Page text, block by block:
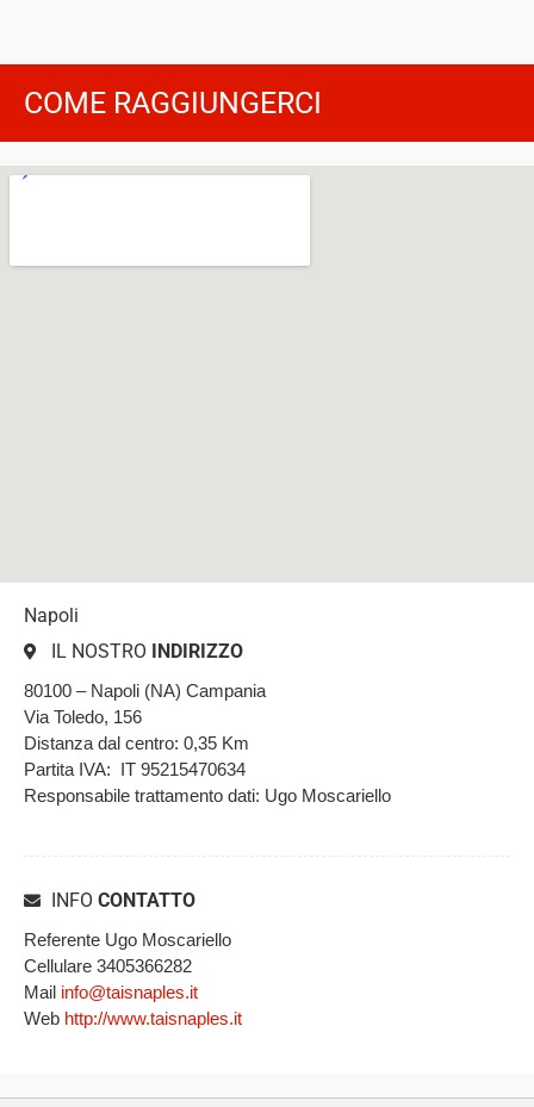
COME RAGGIUNGERCI
Napoli
IL NOSTRO INDIRIZZO
80100 – Napoli (NA) Campania
Via Toledo, 156
Distanza dal centro: 0,35 Km
Partita IVA: IT 95215470634
Responsabile trattamento dati: Ugo Moscariello
INFO CONTATTO
Referente Ugo Moscariello
Cellulare 3405366282
Mail info@taisnaples.it
Web http://www.taisnaples.it